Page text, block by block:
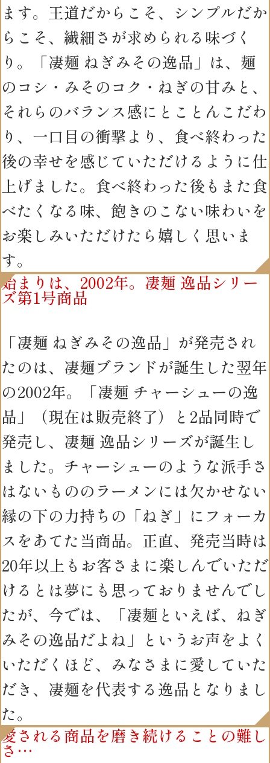
ます。王道だからこそ、シンプルだか
らこそ、繊細さが求められる味づく
り。「凄麺 ねぎみその逸品」は、麺
のコシ・みそのコク・ねぎの甘みと、
それらのバランス感にとことんこだわ
り、一口目の衝撃より、食べ終わった
後の幸せを感じていただけるように仕
上げました。食べ終わった後もまた食
べたくなる味、飽きのこない味わいを
お楽しみいただけたら嬉しく思いま
す。
始まりは、2002年。凄麺 逸品シリー
ズ第1号商品
「凄麺 ねぎみその逸品」が発売され
たのは、凄麺ブランドが誕生した翌年
の2002年。「凄麺 チャーシューの逸
品」（現在は販売終了）と2品同時で
発売し、凄麺 逸品シリーズが誕生し
ました。チャーシューのような派手さ
はないもののラーメンには欠かせない
縁の下の力持ちの「ねぎ」にフォーカ
スをあてた当商品。正直、発売当時は
20年以上もお客さまに楽しんでいただ
けるとは夢にも思っておりませんでし
たが、今では、「凄麺といえば、ねぎ
みその逸品だよね」というお声をよく
いただくほど、みなさまに愛していた
だき、凄麺を代表する逸品となりまし
た。
愛される商品を磨き続けることの難し
さ…